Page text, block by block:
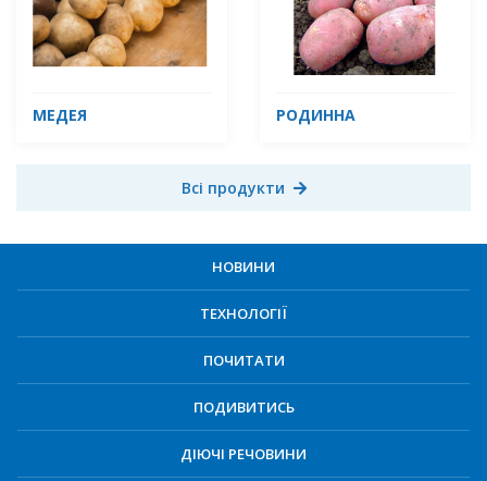
МЕДЕЯ РОДИННА
Всі продукти
НОВИНИ
ТЕХНОЛОГІЇ
ПОЧИТАТИ
ПОДИВИТИСЬ
ДІЮЧІ РЕЧОВИНИ